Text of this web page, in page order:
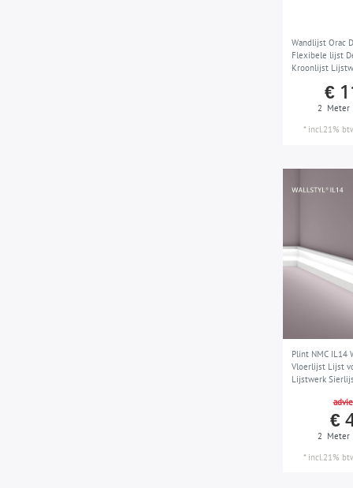
Wandlijst Orac
Flexibele lijst
Kroonlijst
€
2 Meter
* incl.21%
Plint NMC IL14
Vloerlijst Lijst
Lijstwerk
€
2 Meter
* incl.21%